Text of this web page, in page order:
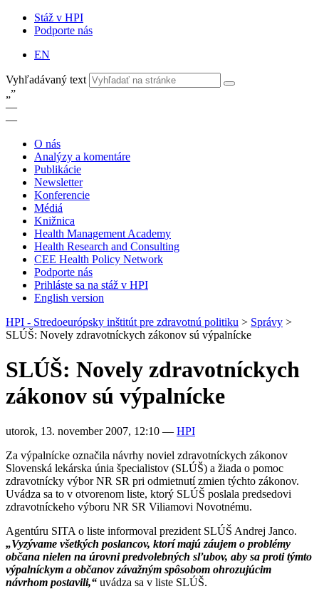
Stáž v HPI
Podporte nás
EN
Vyhľadávaný text
„”
—
—
O nás
Analýzy a komentáre
Publikácie
Newsletter
Konferencie
Médiá
Knižnica
Health Management Academy
Health Research and Consulting
CEE Health Policy Network
Podporte nás
Prihláste sa na stáž v HPI
English version
HPI - Stredoeurópsky inštitút pre zdravotnú politiku > Správy >
SLÚŠ: Novely zdravotníckych zákonov sú výpalnícke
SLÚŠ: Novely zdravotníckych
zákonov sú výpalnícke
utorok, 13. november 2007, 12:10 — HPI
Za výpalnícke označila návrhy noviel zdravotníckych zákonov
Slovenská lekárska únia špecialistov (SLÚŠ) a žiada o pomoc
zdravotnícky výbor NR SR pri odmietnutí zmien týchto zákonov.
Uvádza sa to v otvorenom liste, ktorý SLÚŠ poslala predsedovi
zdravotníckeho výboru NR SR Viliamovi Novotnému.
Agentúru SITA o liste informoval prezident SLÚŠ Andrej Janco.
„Vyzývame všetkých poslancov, ktorí majú záujem o problémy
občana nielen na úrovni predvolebných sľubov, aby sa proti týmto
výpalníckym a občanov závažným spôsobom ohrozujúcim
návrhom postavili,“ uvádza sa v liste SLÚŠ.